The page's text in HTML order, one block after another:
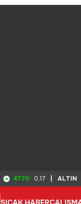
47.70 0,17 ALTIN